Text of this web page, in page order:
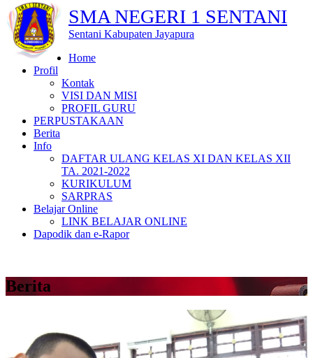
SMA NEGERI 1 SENTANI
Sentani Kabupaten Jayapura
Home
Profil
Kontak
VISI DAN MISI
PROFIL GURU
PERPUSTAKAAN
Berita
Info
DAFTAR ULANG KELAS XI DAN KELAS XII
TA. 2021-2022
KURIKULUM
SARPRAS
Belajar Online
LINK BELAJAR ONLINE
Dapodik dan e-Rapor
Berita